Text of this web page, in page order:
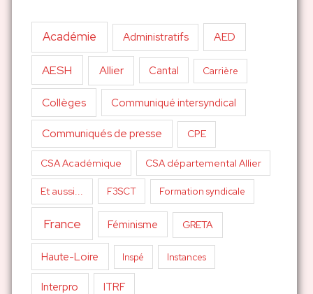
Académie Administratifs AED
AESH Allier Cantal Carrière
Collèges Communiqué intersyndical
Communiqués de presse CPE
CSA Académique CSA départemental Allier
Et aussi... F3SCT Formation syndicale
France Féminisme GRETA
Haute-Loire Inspé Instances
Interpro ITRF